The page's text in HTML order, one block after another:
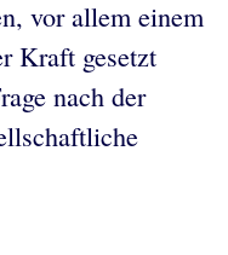
vor allem einem
Kraft gesetzt
nach der